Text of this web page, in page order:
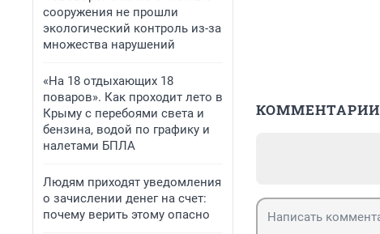
сооружения не прошли
экологический контроль из-за
множества нарушений
«На 18 отдыхающих 18
поваров». Как проходит лето в
Крыму с перебоями света и
бензина, водой по графику и
налетами БПЛА
Людям приходят уведомления
о зачислении денег на счет:
почему верить этому опасно
КОММЕНТАРИИ